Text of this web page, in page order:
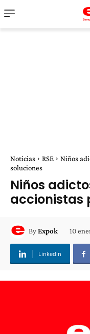
Noticias RSE
Niños
soluciones
Niños
accionistas
ByExpok 10
Linkedin